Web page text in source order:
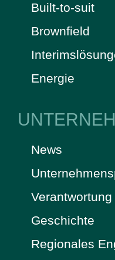
Built-to-suit
Brownfield
Energie
News
Verantwortung
Geschichte
Regionales